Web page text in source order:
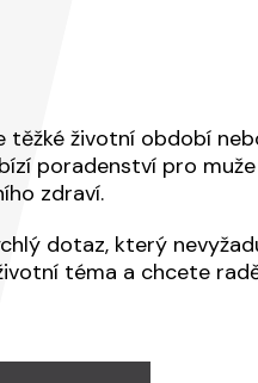
těžké životní období
poradenství pro
zdraví.
dotaz, který
téma a chcete